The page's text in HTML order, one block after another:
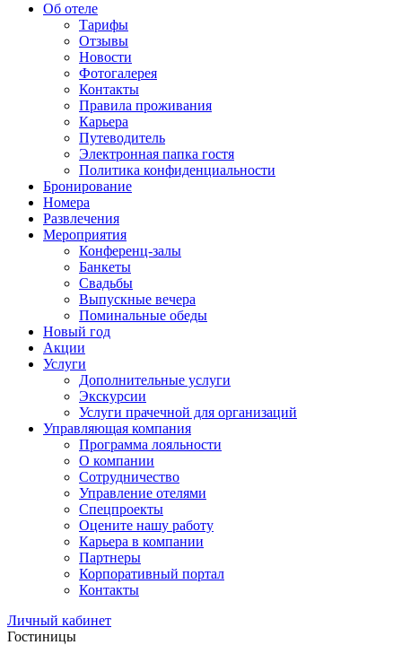
Об отеле
Тарифы
Отзывы
Новости
Фотогалерея
Контакты
Правила проживания
Карьера
Путеводитель
Электронная папка гостя
Политика конфиденциальности
Бронирование
Номера
Развлечения
Мероприятия
Конференц-залы
Банкеты
Свадьбы
Выпускные вечера
Поминальные обеды
Новый год
Акции
Услуги
Дополнительные услуги
Экскурсии
Услуги прачечной для организаций
Управляющая компания
Программа лояльности
О компании
Сотрудничество
Управление отелями
Спецпроекты
Оцените нашу работу
Карьера в компании
Партнеры
Корпоративный портал
Контакты
Личный кабинет
Гостиницы